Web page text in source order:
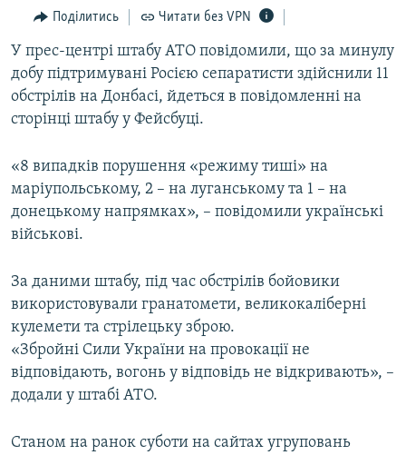
Перейти
пошуку
ПОГЛЯД
ІНТЕРВ'Ю
ВСЕ ЗА ДЕНЬ
СПЕЦПРОЕКТИ
ВІДЕОУРОКИ «ELIFBE»
СВІДЧЕННЯ ОКУПАЦІЇ
ІНФОГРАФІКА
Русский
Qırımtatar
ДОЛУЧАЙСЯ!
Усі сайти RFE/RL
Поділитись Читати без VPN
У прес-центрі штабу АТО повідомили, що за минулу
добу підтримувані Росією сепаратисти здійснили 11
обстрілів на Донбасі, йдеться в повідомленні на
сторінці штабу у Фейсбуці.
«8 випадків порушення «режиму тиші» на
маріупольському, 2 – на луганському та 1 – на
донецькому напрямках», – повідомили українські
військові.
За даними штабу, під час обстрілів бойовики
використовували гранатомети, великокаліберні
кулемети та стрілецьку зброю.
«Збройні Сили України на провокації не
відповідають, вогонь у відповідь не відкривають», –
додали у штабі АТО.
Станом на ранок суботи на сайтах угруповань